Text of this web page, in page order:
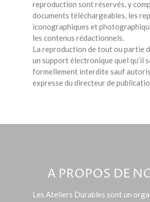
reproduction sont réservés, y
documents téléchargeables, les
iconographiques et
les contenus rédactionnels.
La reproduction de tout ou partie
un support électronique quel qu’il
formellement interdite sauf
expresse du directeur de
A PROPOS DE
Les Ateliers Durables sont un